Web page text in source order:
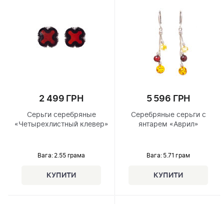
2 499 ГРН
Серьги серебряные
«Четырехлистный клевер»
Вага: 2.55 грама
5 596 ГРН
Серебряные серьги с
янтарем «Аврил»
Вага: 5.71 грам